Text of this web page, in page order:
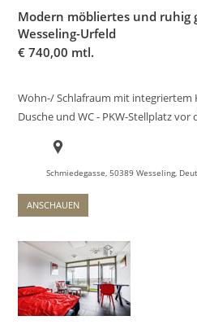
Modern möbliertes und ruhig
Wesseling-Urfeld
€ 740,00 mtl.
Wohn-/ Schlafraum mit integriertem
Dusche und WC - PKW-Stellplatz
Schmiedegasse, 50389 Wesseling,
ANSCHAUEN